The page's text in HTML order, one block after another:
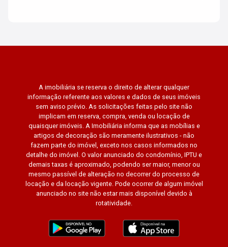
A imobiliária se reserva o direito de alterar qualquer
informação referente aos valores e dados de seus imóveis
sem aviso prévio. As solicitações feitas pelo site não
implicam em reserva, compra, venda ou locação de
quaisquer imóveis. A Imobiliária informa que as mobílias e
artigos de decoração são meramente ilustrativos - não
fazem parte do imóvel, exceto nos casos informados no
detalhe do imóvel. O valor anunciado do condomínio, IPTU e
demais taxas é aproximado, podendo ser maior, menor ou
mesmo passível de alteração no decorrer do processo de
locação e da locação vigente. Pode ocorrer de algum imóvel
anunciado no site não estar mais disponível devido à
rotatividade.